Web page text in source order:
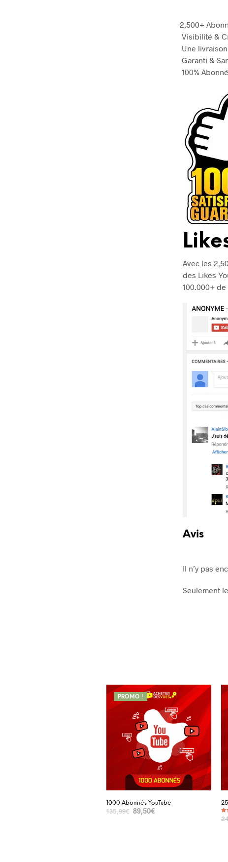
2,500+
Visibilité &
Une
Garanti &
100%
Avec les
des Likes
100.000+
Avis
Il n’y pas
Seulement
PROMO !
1000 Abonnés YouTube
135,99€ 89,50€
Note